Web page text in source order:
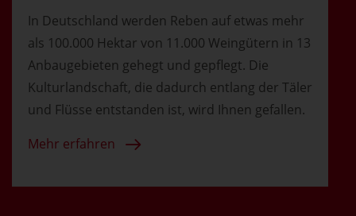
In Deutschland werden Reben auf etwas mehr
als 100.000 Hektar von 11.000 Weingütern in 13
Anbaugebieten gehegt und gepflegt. Die
Kulturlandschaft, die dadurch entlang der Täler
und Flüsse entstanden ist, wird Ihnen gefallen.
Mehr erfahren